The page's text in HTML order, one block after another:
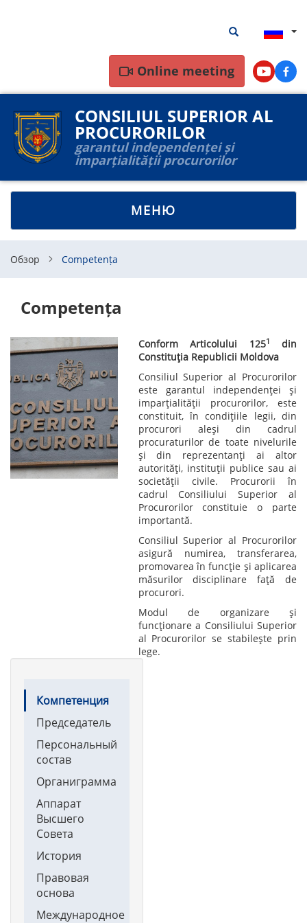
поиска
Результаты
Online meeting Youtube
CONSILIUL SUPERIOR AL
PROCURORILOR
garantul independenței și
imparțialității procurorilor
TOGGLE
NAVIGATION
МЕНЮ
Обзор Competența
Competența
Conform Articolului 1251 din
Constituția Republicii Moldova
Consiliul Superior al Procurorilor
este garantul independenței și
imparțialității procurorilor, este
constituit, în condițiile legii, din
procurori aleși din cadrul
procuraturilor de toate nivelurile
și din reprezentanți ai altor
autorități, instituții publice sau ai
societății civile. Procurorii în
cadrul Consiliului Superior al
Procurorilor constituie o parte
importantă.
Consiliul Superior al Procurorilor
asigură numirea, transferarea,
promovarea în funcţie şi aplicarea
măsurilor disciplinare faţă de
procurori.
Modul de organizare și
funcționare a Consiliului Superior
al Procurorilor se stabilește prin
lege.
Main
navigation
Компетенция
Председатель
Персональный
состав
Органиграмма
Аппарат
Высшего
Совета
История
Правовая
основа
Международное